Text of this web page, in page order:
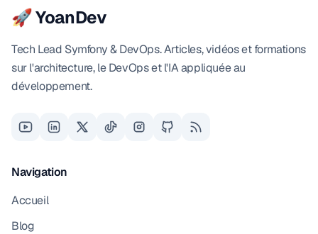
🚀 YoanDev
Tech Lead Symfony & DevOps. Articles, vidéos et formations
sur l'architecture, le DevOps et l'IA appliquée au
développement.
Navigation
Accueil
Blog